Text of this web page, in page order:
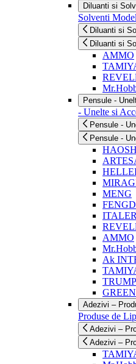
Diluanti si
Solventi
Diluanti si
Diluanti si
AMMO
Pensule -
- Unelte si
Pensule -
Pensule -
MENG
AMMO
Ak
Adezivi –
Produse de
Adezivi –
Adezivi –